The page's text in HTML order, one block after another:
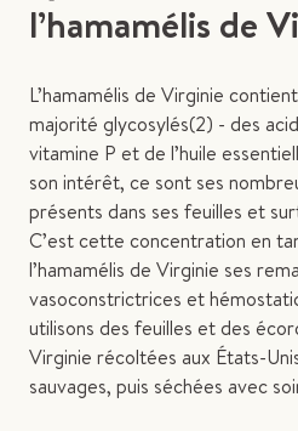
l’hamamélis de
L’hamamélis de Virginie
majorité glycosylés(2) - des
vitamine P et de l’huile
son intérêt, ce sont ses
présents dans ses feuilles et
C’est cette concentration en
l’hamamélis de Virginie ses
vasoconstrictrices et
utilisons des feuilles et des
Virginie récoltées aux États-
sauvages, puis séchées avec